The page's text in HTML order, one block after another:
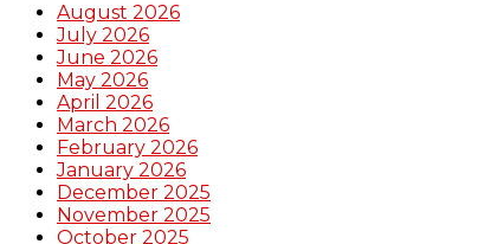
August 2026
July 2026
June 2026
May 2026
April 2026
March 2026
February 2026
January 2026
December 2025
November 2025
October 2025